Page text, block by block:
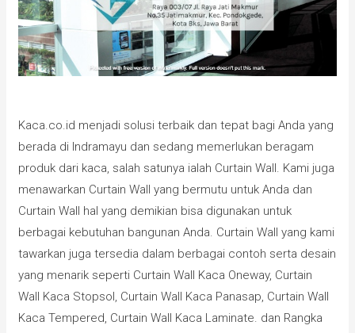
Kaca.co.id menjadi solusi terbaik dan tepat bagi Anda yang
berada di Indramayu dan sedang memerlukan beragam
produk dari kaca, salah satunya ialah Curtain Wall. Kami juga
menawarkan Curtain Wall yang bermutu untuk Anda dan
Curtain Wall hal yang demikian bisa digunakan untuk
berbagai kebutuhan bangunan Anda. Curtain Wall yang kami
tawarkan juga tersedia dalam berbagai contoh serta desain
yang menarik seperti Curtain Wall Kaca Oneway, Curtain
Wall Kaca Stopsol, Curtain Wall Kaca Panasap, Curtain Wall
Kaca Tempered, Curtain Wall Kaca Laminate. dan Rangka